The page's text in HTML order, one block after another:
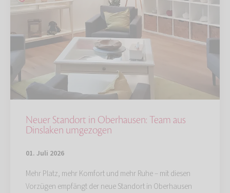
Neuer Standort in Oberhausen: Team aus
Dinslaken umgezogen
01. Juli 2026
Mehr Platz, mehr Komfort und mehr Ruhe – mit diesen
Vorzügen empfängt der neue Standort in Oberhausen